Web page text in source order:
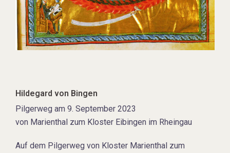
Hildegard von Bingen
Pilgerweg am 9. September 2023
von Marienthal zum Kloster Eibingen im Rheingau
Auf dem Pilgerweg von Kloster Marienthal zum